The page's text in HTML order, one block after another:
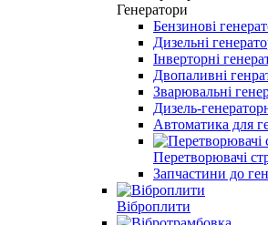
Генератори
Бензинові
Дизельні
Інверторні
Двопаливні
Зварювальні
Дизель-
Автоматика для
Перетворювачі
Запчастини до
Віброплити